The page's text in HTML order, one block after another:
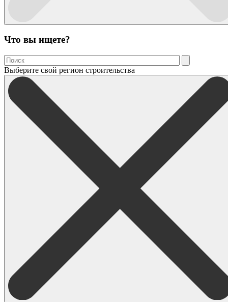
Что вы ищете?
Выберите свой регион строительства